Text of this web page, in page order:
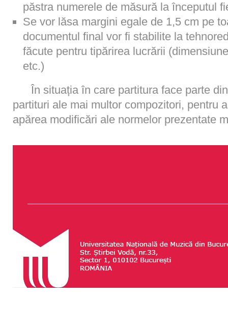
păstra numerele de măsură la începutul
Se vor lăsa margini egale de 1,5 cm pe
documentul final vor fi stabilite la
făcute pentru tipărirea lucrării
etc.)
În situația în care partitura face parte
partituri ale mai multor compozitori, pentru
apărea modificări ale normelor prezentate